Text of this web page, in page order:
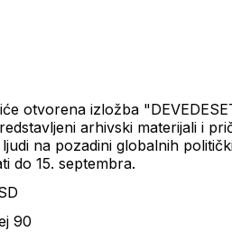
otvorena izložba
arhivski materijali i
na pozadini globalnih
do 15. septembra.
90